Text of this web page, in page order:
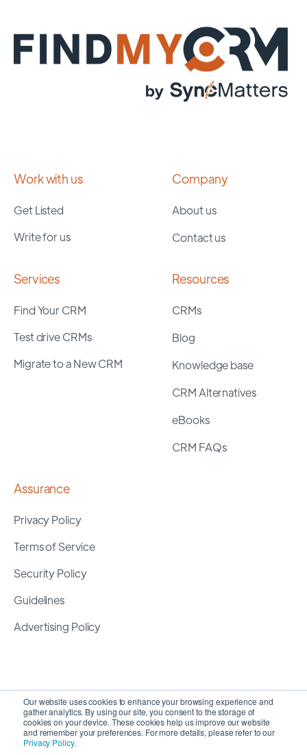
Our website uses cookies to enhance your browsing experience and
gather analytics. By using our site, you consent to the storage of
cookies on your device. These cookies help us improve our website
and remember your preferences. For more details, please refer to our
Privacy Policy.
Work with us
Get Listed
Write for us
Company
About us
Contact us
Services
Find Your CRM
Test drive CRMs
Migrate to a New CRM
Resources
CRMs
Blog
Knowledge base
CRM Alternatives
eBooks
CRM FAQs
Assurance
Privacy Policy
Terms of Service
Security Policy
Guidelines
Advertising Policy